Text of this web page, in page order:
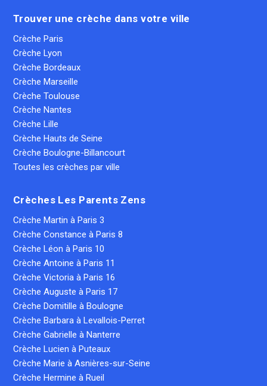
Trouver une crèche dans votre ville
Crèche Paris
Crèche Lyon
Crèche Bordeaux
Crèche Marseille
Crèche Toulouse
Crèche Nantes
Crèche Lille
Crèche Hauts de Seine
Crèche Boulogne-Billancourt
Toutes les crèches par ville
Crèches Les Parents Zens
Crèche Martin à Paris 3
Crèche Constance à Paris 8
Crèche Léon à Paris 10
Crèche Antoine à Paris 11
Crèche Victoria à Paris 16
Crèche Auguste à Paris 17
Crèche Domitille à Boulogne
Crèche Barbara à Levallois-Perret
Crèche Gabrielle à Nanterre
Crèche Lucien à Puteaux
Crèche Marie à Asnières-sur-Seine
Crèche Hermine à Rueil